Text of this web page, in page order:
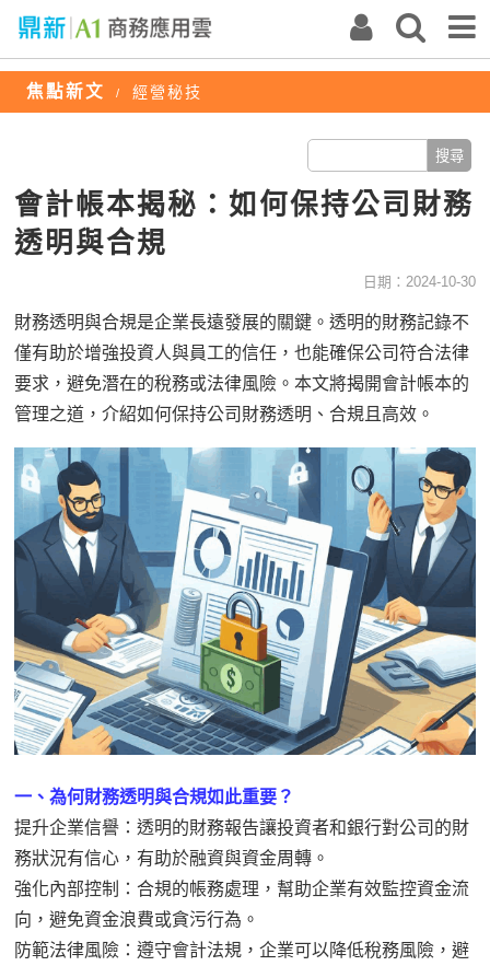
焦點新文 / 經營秘技
會計帳本揭秘：如何保持公司財務
透明與合規
日期：2024-10-30
財務透明與合規是企業長遠發展的關鍵。透明的財務記錄不
僅有助於增強投資人與員工的信任，也能確保公司符合法律
要求，避免潛在的稅務或法律風險。本文將揭開會計帳本的
管理之道，介紹如何保持公司財務透明、合規且高效。
一、為何財務透明與合規如此重要？
提升企業信譽：透明的財務報告讓投資者和銀行對公司的財
務狀況有信心，有助於融資與資金周轉。
強化內部控制：合規的帳務處理，幫助企業有效監控資金流
向，避免資金浪費或貪污行為。
防範法律風險：遵守會計法規，企業可以降低稅務風險，避